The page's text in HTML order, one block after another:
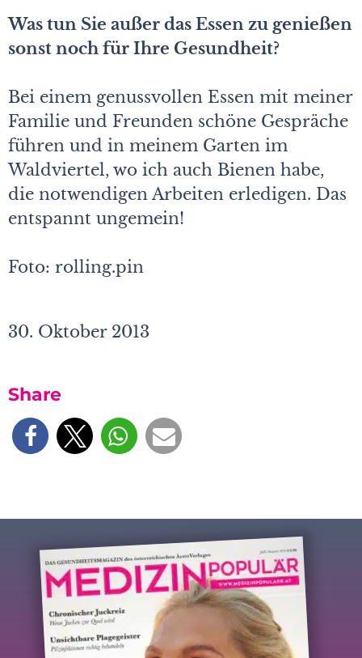
Was tun Sie außer das Essen zu genießen
sonst noch für Ihre Gesundheit?
Bei einem genussvollen Essen mit meiner
Familie und Freunden schöne Gespräche
führen und in meinem Garten im
Waldviertel, wo ich auch Bienen habe,
die notwendigen Arbeiten erledigen. Das
entspannt ungemein!
Foto: rolling.pin
30. Oktober 2013
Share